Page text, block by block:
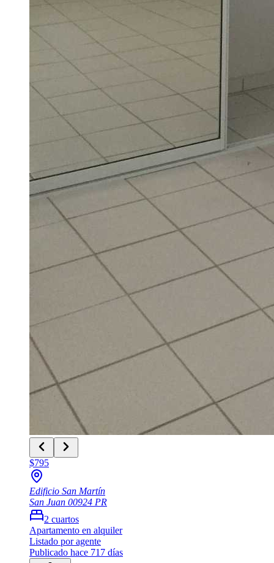
$795
Edificio San Martín
San Juan 00924 PR
2 cuartos
Apartamento en alquiler
Listado por agente
Publicado hace 717 días